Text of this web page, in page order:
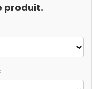
produit.